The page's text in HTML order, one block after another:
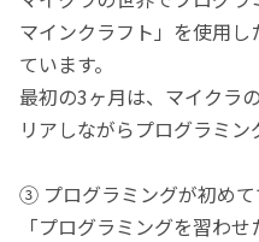
マインクラフト」を使用
ています。
最初の3ヶ月は、マイクラ
リアしながらプログラミン
③ プログラミングが初めて
「プログラミングを習わ